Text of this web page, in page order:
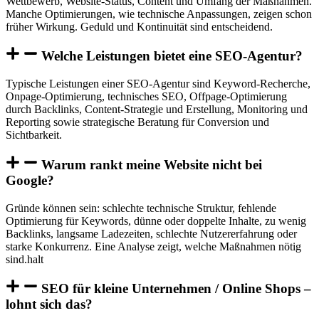
Manche Optimierungen, wie technische Anpassungen, zeigen schon
früher Wirkung. Geduld und Kontinuität sind entscheidend.
Welche Leistungen bietet eine SEO-Agentur?
Typische Leistungen einer SEO-Agentur sind Keyword-Recherche,
Onpage-Optimierung, technisches SEO, Offpage-Optimierung
durch Backlinks, Content-Strategie und Erstellung, Monitoring und
Reporting sowie strategische Beratung für Conversion und
Sichtbarkeit.
Warum rankt meine Website nicht bei
Google?
Gründe können sein: schlechte technische Struktur, fehlende
Optimierung für Keywords, dünne oder doppelte Inhalte, zu wenig
Backlinks, langsame Ladezeiten, schlechte Nutzererfahrung oder
starke Konkurrenz. Eine Analyse zeigt, welche Maßnahmen nötig
sind.halt
SEO für kleine Unternehmen / Online Shops –
lohnt sich das?